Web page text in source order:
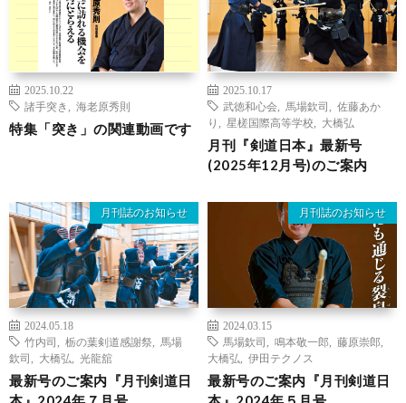
2025.10.22
諸手突き
海老原秀則
特集「突き」の関連動画です
2025.10.17
武徳和心会
馬場欽司
佐藤あか
り
星槎国際高等学校 大橋弘
月刊『剣道日本』最新号
(2025年12月号)のご案内
月刊誌のお知らせ
2024.05.18
竹内司
栃の葉剣道感謝祭
馬場
欽司
大橋弘 光龍舘
最新号のご案内『月刊剣道日
月刊誌のお知らせ
2024.03.15
馬場欽司
鳴本敬一郎 藤原崇郎
大橋弘
伊田テクノス
最新号のご案内『月刊剣道日